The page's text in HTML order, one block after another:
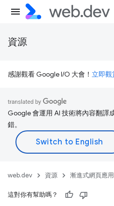
資源
感謝觀看 Google I/O 大會！ 立即觀
Google 會運用 AI 技術將內容翻譯
錯。
web.dev 資源 漸進式網頁應
這對你有幫助嗎？